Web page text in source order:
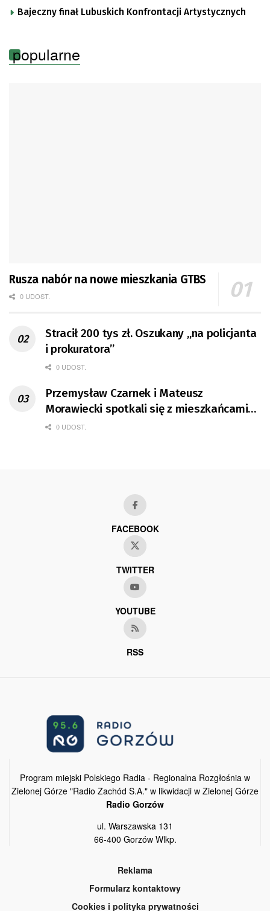
Bajeczny finał Lubuskich Konfrontacji Artystycznych
popularne
Rusza nabór na nowe mieszkania GTBS
0 UDOST.
Stracił 200 tys zł. Oszukany „na policjanta
i prokuratora”
0 UDOST.
Przemysław Czarnek i Mateusz
Morawiecki spotkali się z mieszkańcami
Gorzowa
0 UDOST.
FACEBOOK
TWITTER
YOUTUBE
RSS
Program miejski Polskiego Radia - Regionalna Rozgłośnia w
Zielonej Górze "Radio Zachód S.A." w likwidacji w Zielonej Górze
Radio Gorzów
ul. Warszawska 131
66-400 Gorzów Wlkp.
Reklama
Formularz kontaktowy
Cookies i polityka prywatności